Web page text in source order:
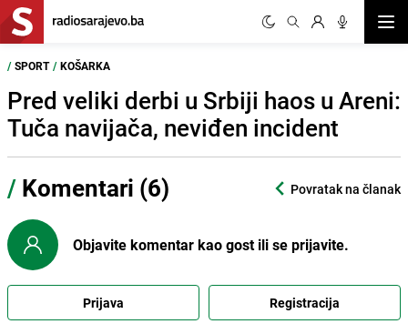
/ SPORT / KOŠARKA
Pred veliki derbi u Srbiji haos u Areni:
Tuča navijača, neviđen incident
/ Komentari (6) Povratak na članak
Objavite komentar kao gost ili se prijavite.
Prijava Registracija